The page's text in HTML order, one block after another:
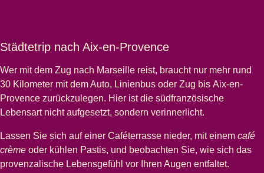
Städtetrip nach Aix-en-Provence
Wer mit dem Zug nach Marseille reist, braucht nur mehr rund
30 Kilometer mit dem Auto, Linienbus oder Zug bis Aix-en-
Provence zurückzulegen. Hier ist die südfranzösische
Lebensart nicht aufgesetzt, sondern verinnerlicht.
Lassen Sie sich auf einer Caféterrasse nieder, mit einem café
crème oder kühlen Pastis, und beobachten Sie, wie sich das
provenzalische Lebensgefühl vor Ihren Augen entfaltet.